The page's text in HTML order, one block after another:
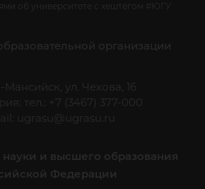
об университете с хештегом #ЮГУ
организации
Мансийск, ул. Чехова, 16
тел.: +7 (3467) 377-000
ugrasu@ugrasu.ru
и высшего образования
Федерации